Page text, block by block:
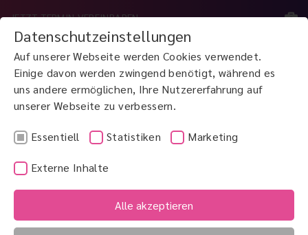
Datenschutzeinstellungen
Auf unserer Webseite werden Cookies verwendet.
Einige davon werden zwingend benötigt, während es
uns andere ermöglichen, Ihre Nutzererfahrung auf
unserer Webseite zu verbessern.
Essentiell Statistiken Marketing
Externe Inhalte
Alle akzeptieren
JETZT TERMIN VEREINBAREN
JETZT ANRUFEN0800 3 100 900